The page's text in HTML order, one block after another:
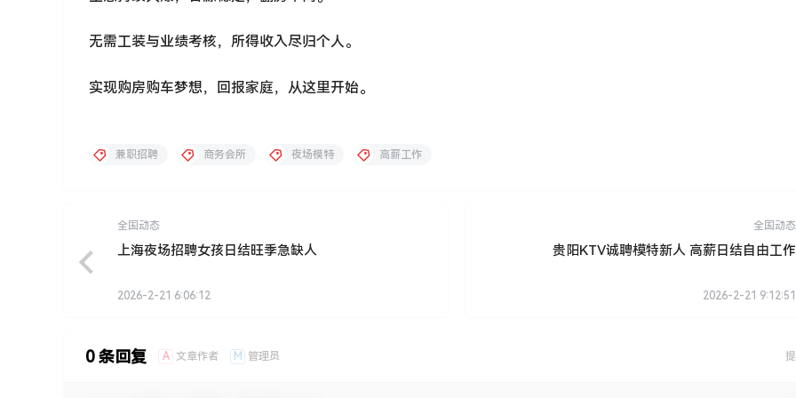
无需工装与业绩考核，所得收入尽归个人。
实现购房购车梦想，回报家庭，从这里开始。
兼职招聘 商务会所 夜场模特 高薪工作
全国动态
上海夜场招聘女孩日结旺季急缺人
2026-2-21 6:06:12
全国动态
贵阳KTV诚聘模特新人 高薪日结自由工作
2026-2-21 9:12:51
0 条回复 A 文章作者 M 管理员